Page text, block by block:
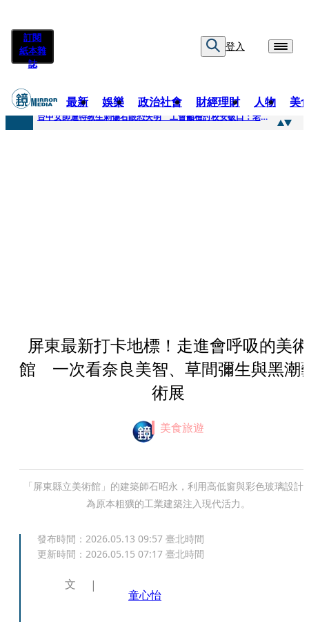
訂閱
紙本雜
誌
登入
最新 娛樂 政治社會 財經理財 人物 美
快訊
台中女師遭特教生刺傷右眼恐失明 工會籲檢討校安破口：老師不是肉身盾牌
屏東最新打卡地標！走進會呼吸的美術
館 一次看奈良美智、草間彌生與黑潮
術展
美食旅遊
「屏東縣立美術館」的建築師石昭永，利用高低窗與彩色玻璃設計
為原本粗獷的工業建築注入現代活力。
發布時間： 2026.05.13 09:57 臺北時間
更新時間： 2026.05.15 07:17 臺北時間
文
童心怡